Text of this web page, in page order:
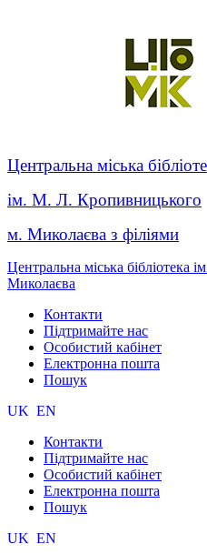
Центральна міська
ім. М. Л. Кропивницького
м. Миколаєва з філіями
Центральна міська
Миколаєва
Контакти
Підтримайте нас
Особистий кабінет
Електронна пошта
Пошук
UK EN
Контакти
Підтримайте нас
Особистий кабінет
Електронна пошта
Пошук
UK EN